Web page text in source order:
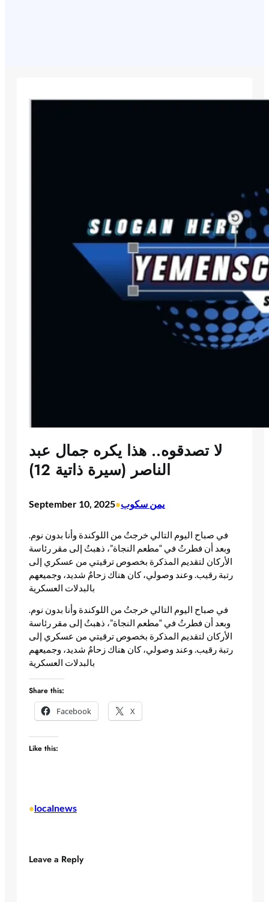
لا تصدقوه.. هذا يكره جمال عبد
الناصر (سيرة ذاتية 12)
September 10, 2025•يمن سكوب
في صباح اليوم التالي خرجتُ من اللوكندة وأنا بدون نوم.
وبعد أن فطرتُ في “مطعم النجاة”، ذهبتُ إلى مقر رئاسة
الأركان لتقديم المذكرة بخصوص ترقيتي من عسكري إلى
رتبة رقيب. وعند وصولي، كان هناك زحامٌ شديد، وجميعهم
بالبدلات العسكرية
​في صباح اليوم التالي خرجتُ من اللوكندة وأنا بدون نوم.
وبعد أن فطرتُ في “مطعم النجاة”، ذهبتُ إلى مقر رئاسة
الأركان لتقديم المذكرة بخصوص ترقيتي من عسكري إلى
رتبة رقيب. وعند وصولي، كان هناك زحامٌ شديد، وجميعهم
Share this:
Facebook
X
Like this:
•localnews
Leave a Reply